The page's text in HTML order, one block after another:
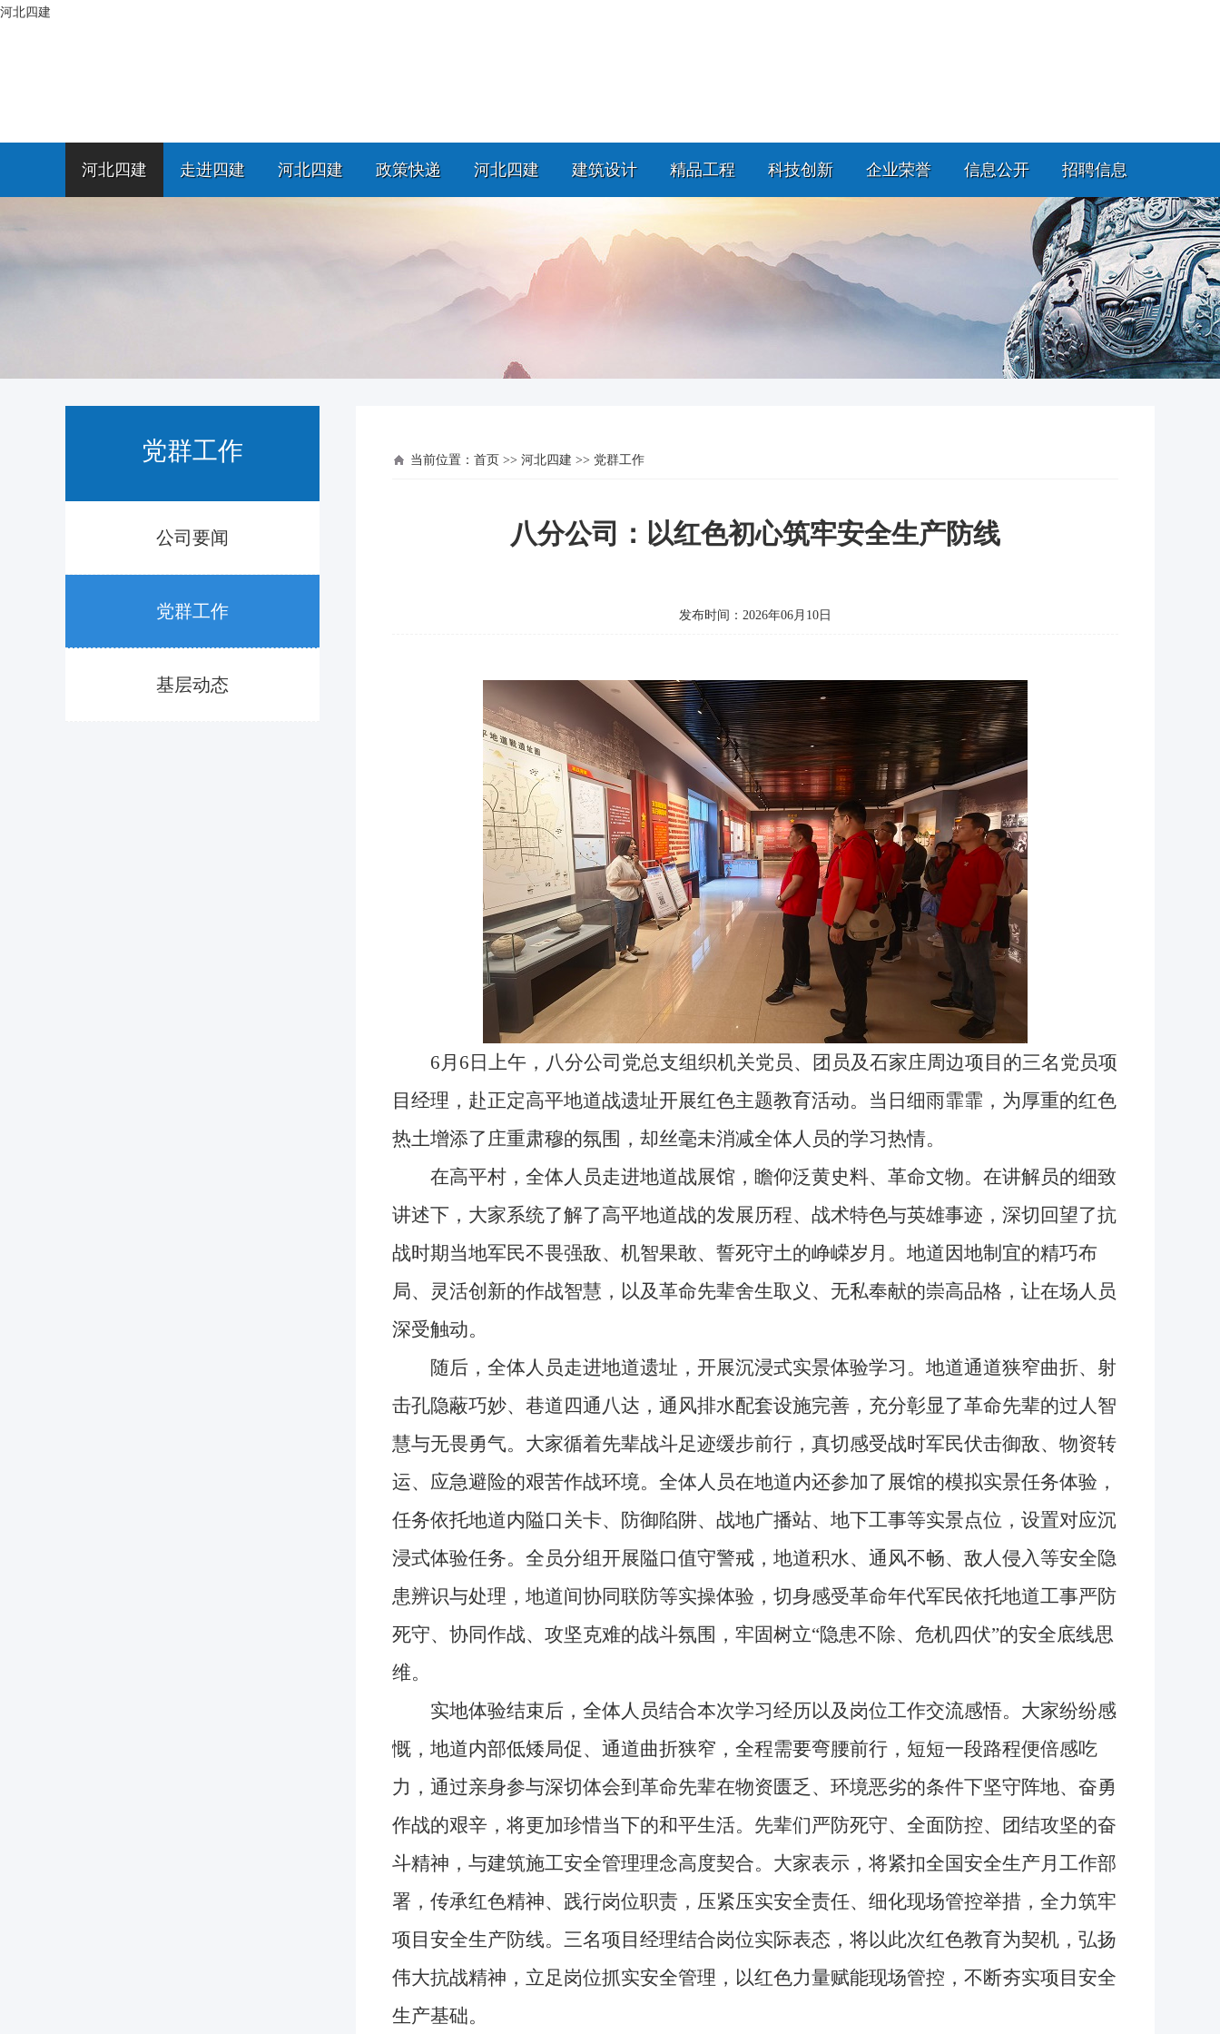
河北四建
河北四建 走进四建 河北四建 政策快递 河北四建 建筑设计 精品工程 科技创新 企业荣誉 信息公开 招聘信息
党群工作
公司要闻
党群工作
基层动态
当前位置： 首页 >> 河北四建 >> 党群工作
八分公司：以红色初心筑牢安全生产防线
发布时间：2026年06月10日
6月6日上午，八分公司党总支组织机关党员、团员及石家庄周边项目的三名党员项
目经理，赴正定高平地道战遗址开展红色主题教育活动。当日细雨霏霏，为厚重的红色
热土增添了庄重肃穆的氛围，却丝毫未消减全体人员的学习热情。
在高平村，全体人员走进地道战展馆，瞻仰泛黄史料、革命文物。在讲解员的细致
讲述下，大家系统了解了高平地道战的发展历程、战术特色与英雄事迹，深切回望了抗
战时期当地军民不畏强敌、机智果敢、誓死守土的峥嵘岁月。地道因地制宜的精巧布
局、灵活创新的作战智慧，以及革命先辈舍生取义、无私奉献的崇高品格，让在场人员
深受触动。
随后，全体人员走进地道遗址，开展沉浸式实景体验学习。地道通道狭窄曲折、射
击孔隐蔽巧妙、巷道四通八达，通风排水配套设施完善，充分彰显了革命先辈的过人智
慧与无畏勇气。大家循着先辈战斗足迹缓步前行，真切感受战时军民伏击御敌、物资转
运、应急避险的艰苦作战环境。全体人员在地道内还参加了展馆的模拟实景任务体验，
任务依托地道内隘口关卡、防御陷阱、战地广播站、地下工事等实景点位，设置对应沉
浸式体验任务。全员分组开展隘口值守警戒，地道积水、通风不畅、敌人侵入等安全隐
患辨识与处理，地道间协同联防等实操体验，切身感受革命年代军民依托地道工事严防
死守、协同作战、攻坚克难的战斗氛围，牢固树立“隐患不除、危机四伏”的安全底线思
维。
实地体验结束后，全体人员结合本次学习经历以及岗位工作交流感悟。大家纷纷感
慨，地道内部低矮局促、通道曲折狭窄，全程需要弯腰前行，短短一段路程便倍感吃
力，通过亲身参与深切体会到革命先辈在物资匮乏、环境恶劣的条件下坚守阵地、奋勇
作战的艰辛，将更加珍惜当下的和平生活。先辈们严防死守、全面防控、团结攻坚的奋
斗精神，与建筑施工安全管理理念高度契合。大家表示，将紧扣全国安全生产月工作部
署，传承红色精神、践行岗位职责，压紧压实安全责任、细化现场管控举措，全力筑牢
项目安全生产防线。三名项目经理结合岗位实际表态，将以此次红色教育为契机，弘扬
伟大抗战精神，立足岗位抓实安全管理，以红色力量赋能现场管控，不断夯实项目安全
生产基础。